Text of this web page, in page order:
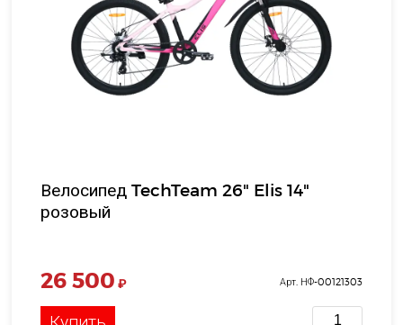
Велосипед TechTeam 26" Elis 14"
розовый
26 500 ₽ Арт. НФ-00121303